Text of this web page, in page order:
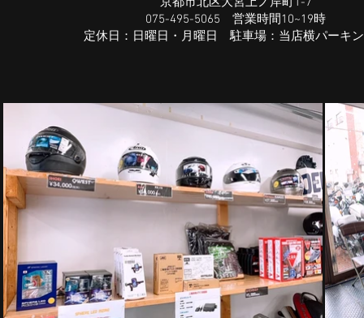
075-495-5065 営業時間10~19時
​定休日： ​日曜日・ 月曜日​ 駐車場：当店横パーキ